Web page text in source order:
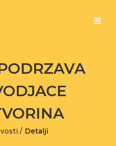
/ Detalji